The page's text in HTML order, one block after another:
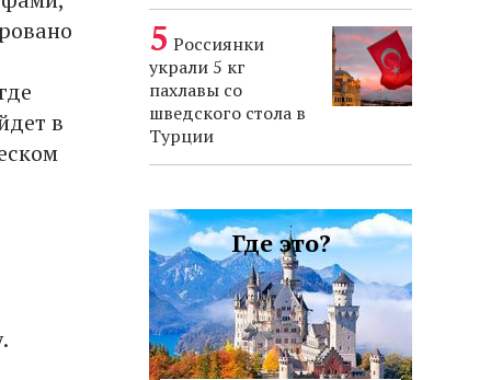
в
Россиянки
украли 5 кг
пахлавы со
шведского стола в
Турции
Где это?